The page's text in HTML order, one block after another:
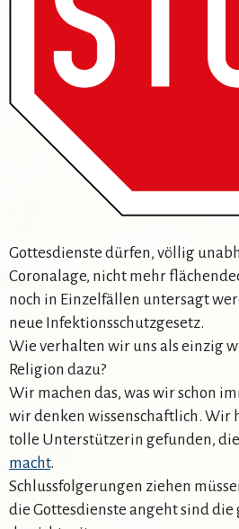
Gottesdienste dürfen, völlig
Coronalage, nicht mehr
noch in Einzelfällen untersagt
neue Infektionsschutzgesetz.
Wie verhalten wir uns als einzig
Religion dazu?
Wir machen das, was wir schon
wir denken wissenschaftlich. Wir
tolle Unterstützerin gefunden,
macht.
Schlussfolgerungen ziehen
die Gottesdienste angeht sind die